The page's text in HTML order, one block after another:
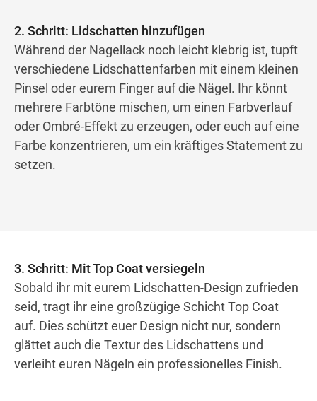
2. Schritt: Lidschatten hinzufügen
Während der Nagellack noch leicht klebrig ist, tupft
verschiedene Lidschattenfarben mit einem kleinen
Pinsel oder eurem Finger auf die Nägel. Ihr könnt
mehrere Farbtöne mischen, um einen Farbverlauf
oder Ombré-Effekt zu erzeugen, oder euch auf eine
Farbe konzentrieren, um ein kräftiges Statement zu
setzen.
3. Schritt: Mit Top Coat versiegeln
Sobald ihr mit eurem Lidschatten-Design zufrieden
seid, tragt ihr eine großzügige Schicht Top Coat
auf. Dies schützt euer Design nicht nur, sondern
glättet auch die Textur des Lidschattens und
verleiht euren Nägeln ein professionelles Finish.